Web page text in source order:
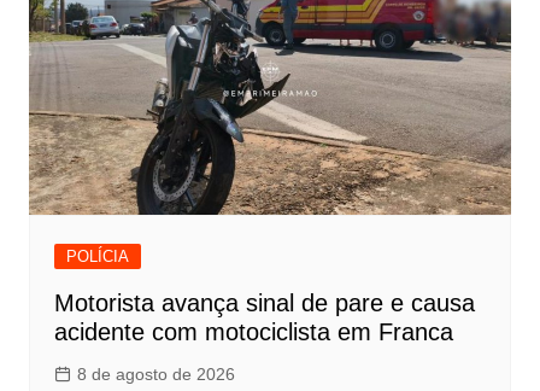
POLÍCIA
Motorista avança sinal de pare e causa
acidente com motociclista em Franca
8 de agosto de 2026